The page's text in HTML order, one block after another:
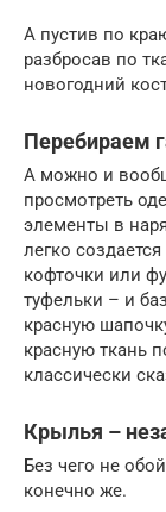
А пустив по
разбросав по
новогодний
Перебираем
А можно и
просмотреть
элементы в
легко
кофточки или
туфельки – и
красную
красную ткань
классически
Крылья –
Без чего не
конечно же.